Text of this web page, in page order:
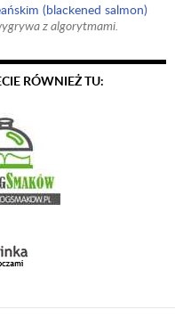
(blackened salmon)
z algorytmami.
RÓWNIEŻ TU: